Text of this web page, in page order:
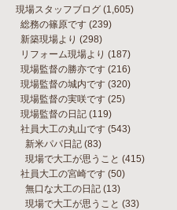
現場スタッフブログ (1,605)
総務の篠原です (239)
新築現場より (298)
リフォーム現場より (187)
現場監督の勝亦です (216)
現場監督の城内です (320)
現場監督の実咲です (25)
現場監督の日記 (119)
社員大工の丸山です (543)
新米パパ日記 (83)
現場で大工が思うこと (415)
社員大工の宮崎です (50)
無口な大工の日記 (13)
現場で大工が思うこと (33)